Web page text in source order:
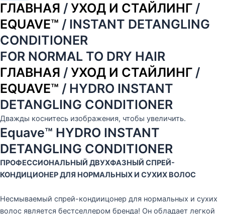
ГЛАВНАЯ / УХОД И СТАЙЛИНГ /
EQUAVE™ / INSTANT DETANGLING
CONDITIONER
FOR NORMAL TO DRY HAIR
ГЛАВНАЯ / УХОД И СТАЙЛИНГ /
EQUAVE™ / HYDRO INSTANT
DETANGLING CONDITIONER
Дважды коснитесь изображения, чтобы увеличить.
Equave™ HYDRO INSTANT
DETANGLING CONDITIONER
ПРОФЕССИОНАЛЬНЫЙ ДВУХФАЗНЫЙ СПРЕЙ-
КОНДИЦИОНЕР ДЛЯ НОРМАЛЬНЫХ И СУХИХ ВОЛОС
Несмываемый спрей-кондиицонер для нормальных и сухих
волос является бестселлером бренда! Он обладает легкой